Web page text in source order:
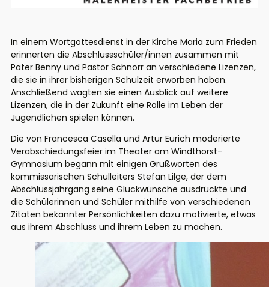
In einem Wortgottesdienst in der Kirche Maria zum Frieden
erinnerten die Abschlussschüler/innen zusammen mit
Pater Benny und Pastor Schnorr an verschiedene Lizenzen,
die sie in ihrer bisherigen Schulzeit erworben haben.
Anschließend wagten sie einen Ausblick auf weitere
Lizenzen, die in der Zukunft eine Rolle im Leben der
Jugendlichen spielen können.
Die von Francesca Casella und Artur Eurich moderierte
Verabschiedungsfeier im Theater am Windthorst-
Gymnasium begann mit einigen Grußworten des
kommissarischen Schulleiters Stefan Lilge, der dem
Abschlussjahrgang seine Glückwünsche ausdrückte und
die Schülerinnen und Schüler mithilfe von verschiedenen
Zitaten bekannter Persönlichkeiten dazu motivierte, etwas
aus ihrem Abschluss und ihrem Leben zu machen.